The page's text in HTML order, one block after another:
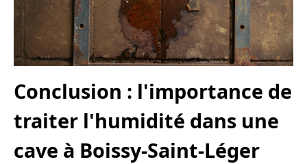
Conclusion : l'importance de
traiter l'humidité dans une
cave à Boissy-Saint-Léger